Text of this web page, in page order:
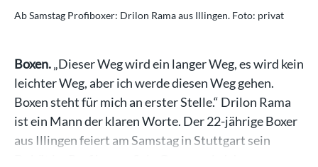
Ab Samstag Profiboxer: Drilon Rama aus Illingen. Foto: privat
Boxen.„Dieser Weg wird ein langer Weg, es wird kein
leichter Weg, aber ich werde diesen Weg gehen.
Boxen steht für mich an erster Stelle.“ Drilon Rama
ist ein Mann der klaren Worte. Der 22-jährige Boxer
aus Illingen feiert am Samstag in Stuttgart sein